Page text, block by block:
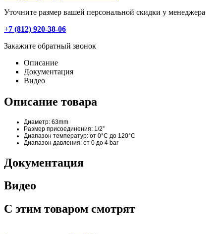
Уточните размер вашей персональной скидки у менеджера
+7 (812) 920-38-06
Закажите обратный звонок
Описание
Документация
Видео
Описание товара
Диаметр: 63mm
Размер присоединения: 1/2”
Диапазон температур: от 0°C до 120°C
Диапазон давления: от 0 до 4 bar
Документация
Видео
С этим товаром смотрят